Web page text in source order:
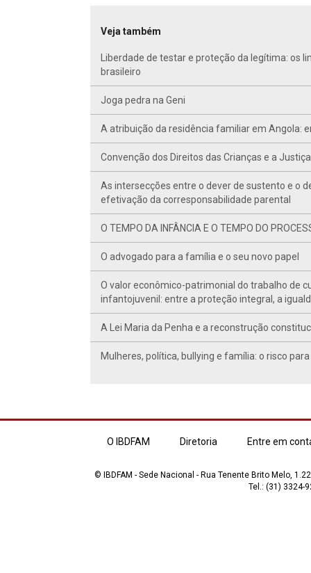
Veja também
Liberdade de testar e proteção da legítima: os
brasileiro
Joga pedra na Geni
A atribuição da residência familiar em Angola:
Convenção dos Direitos das Crianças e a
As intersecções entre o dever de sustento e o
efetivação da corresponsabilidade parental
O TEMPO DA INFÂNCIA E O TEMPO DO
O advogado para a família e o seu novo papel
O valor econômico-patrimonial do trabalho de
infantojuvenil: entre a proteção integral, a
A Lei Maria da Penha e a reconstrução
Mulheres, política, bullying e família: o risco
O IBDFAM Diretoria Entre em
© IBDFAM - Sede Nacional - Rua Tenente Brito Melo,
Tel.: (31) 3324-